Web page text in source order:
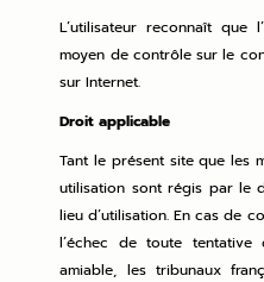
L’utilisateur reconnaît que
moyen de contrôle sur le
sur Internet.
Droit applicable
Tant le présent site que les
utilisation sont régis par le
lieu d’utilisation. En cas de
l’échec de toute tentative
amiable, les tribunaux